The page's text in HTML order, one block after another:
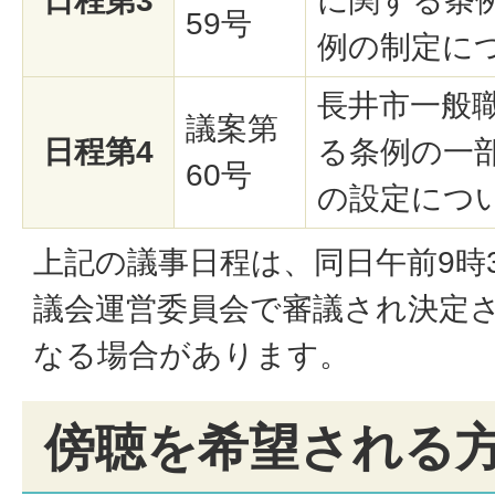
59号
例の制定に
日程第4
議案第
60号
長井市一般
る条例の一
の設定につ
上記の議事日程は、同日午前9
議会運営委員会で審議され決定
なる場合があります。
傍聴を希望される